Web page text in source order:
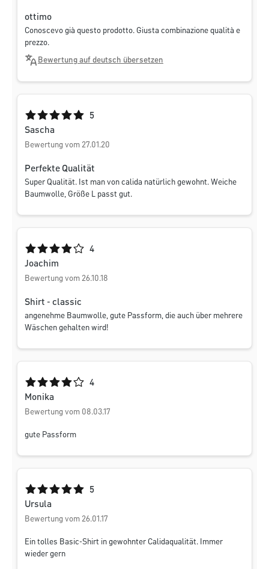
ottimo
Conoscevo già questo prodotto. Giusta combinazione qualità e
prezzo.
Bewertung auf deutsch übersetzen
Durchschnittliche Bewertung von 5 von 5 Sternen
5
Sascha
Bewertung vom 27.01.20
Perfekte Qualität
Super Qualität. Ist man von calida natürlich gewohnt. Weiche
Baumwolle, Größe L passt gut.
Durchschnittliche Bewertung von 4 von 5 Sternen
4
Joachim
Bewertung vom 26.10.18
Shirt - classic
angenehme Baumwolle, gute Passform, die auch über mehrere
Wäschen gehalten wird!
Durchschnittliche Bewertung von 4 von 5 Sternen
4
Monika
Bewertung vom 08.03.17
gute Passform
Durchschnittliche Bewertung von 5 von 5 Sternen
5
Ursula
Bewertung vom 26.01.17
Ein tolles Basic-Shirt in gewohnter Calidaqualität. Immer
wieder gern